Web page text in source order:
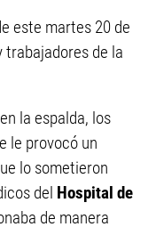
este martes 20 de
trabajadores de la
la espalda, los
le provocó un
lo sometieron
del Hospital de
de manera